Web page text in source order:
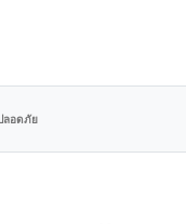
ลอดภัย